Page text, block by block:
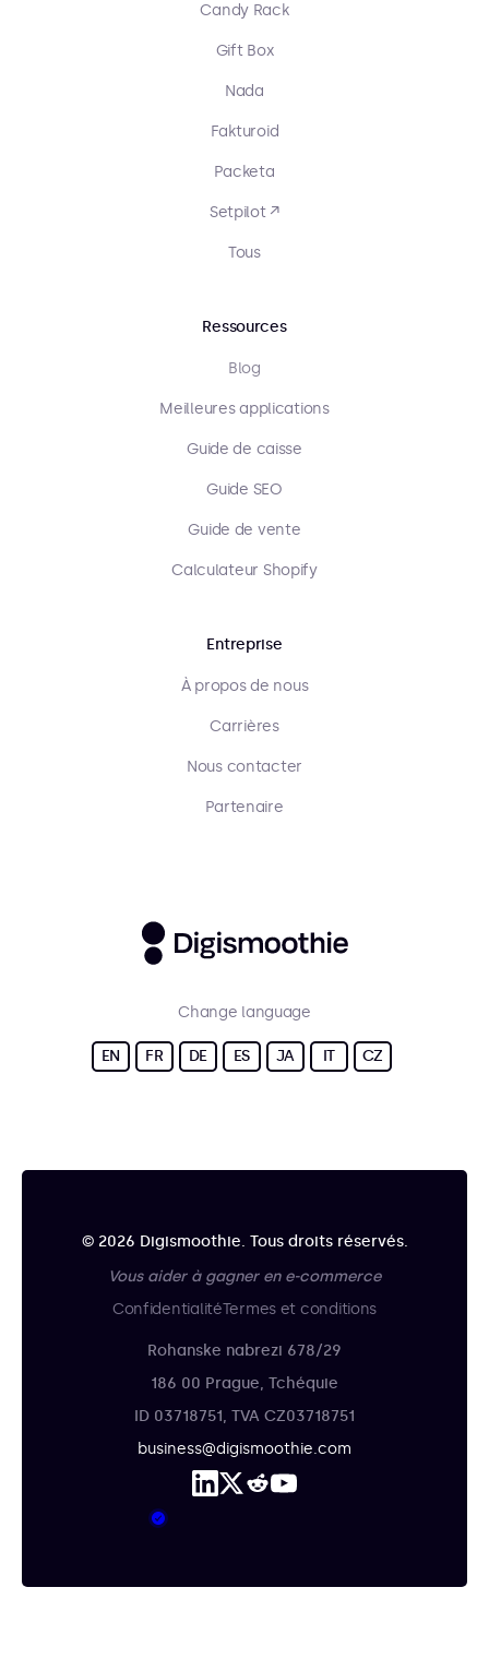
Candy Rack
Gift Box
Nada
Fakturoid
Packeta
Setpilot ↗
Tous
Ressources
Blog
Meilleures applications
Guide de caisse
Guide SEO
Guide de vente
Calculateur Shopify
Entreprise
À propos de nous
Carrières
Nous contacter
Partenaire
Change language
EN FR DE ES JA IT CZ
© 2026 Digismoothie. Tous droits réservés.
Vous aider à gagner en e-commerce
ConfidentialitéTermes et conditions
Rohanske nabrezi 678/29
186 00 Prague, Tchéquie
ID 03718751, TVA CZ03718751
business@digismoothie.com